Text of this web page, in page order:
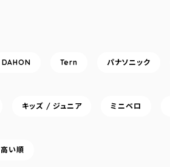
DAHON Tern パナソニック
キッズ / ジュニア ミニベロ
高い順